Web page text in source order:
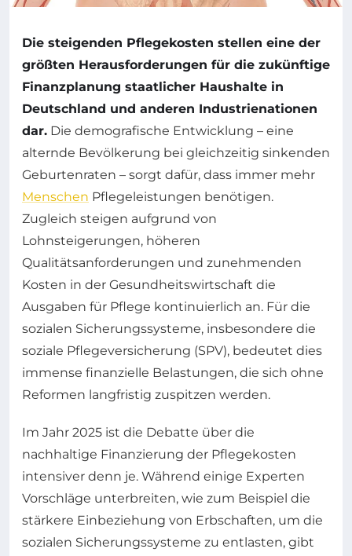
Die steigenden Pflegekosten stellen eine der
größten Herausforderungen für die zukünftige
Finanzplanung staatlicher Haushalte in
Deutschland und anderen Industrienationen
dar. Die demografische Entwicklung – eine
alternde Bevölkerung bei gleichzeitig sinkenden
Geburtenraten – sorgt dafür, dass immer mehr
Menschen Pflegeleistungen benötigen.
Zugleich steigen aufgrund von
Lohnsteigerungen, höheren
Qualitätsanforderungen und zunehmenden
Kosten in der Gesundheitswirtschaft die
Ausgaben für Pflege kontinuierlich an. Für die
sozialen Sicherungssysteme, insbesondere die
soziale Pflegeversicherung (SPV), bedeutet dies
immense finanzielle Belastungen, die sich ohne
Reformen langfristig zuspitzen werden.
Im Jahr 2025 ist die Debatte über die
nachhaltige Finanzierung der Pflegekosten
intensiver denn je. Während einige Experten
Vorschläge unterbreiten, wie zum Beispiel die
stärkere Einbeziehung von Erbschaften, um die
sozialen Sicherungssysteme zu entlasten, gibt